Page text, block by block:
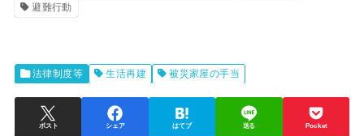
避難行動
法律制度等 生活再建 被災家屋の手当
ポスト シェア はてブ 送る Pocket